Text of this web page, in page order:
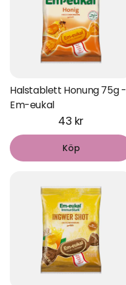
Halstablett Honung 75g -
Em-eukal
43 kr
Köp